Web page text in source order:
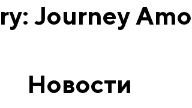
Journey
Новости